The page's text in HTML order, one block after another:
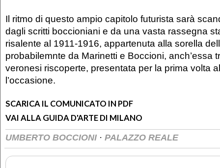
Il ritmo di questo ampio capitolo futurista sarà
dagli scritti boccioniani e da una vasta rassegna
risalente al 1911-1916, appartenuta alla sorella
probabilemnte da Marinetti e Boccioni, anch’essa
veronesi riscoperte, presentata per la prima volta
l’occasione.
SCARICA IL COMUNICATO IN PDF
VAI ALLA GUIDA D'ARTE DI MILANO
UMBERTO BOCCIONI · PALAZZO REALE